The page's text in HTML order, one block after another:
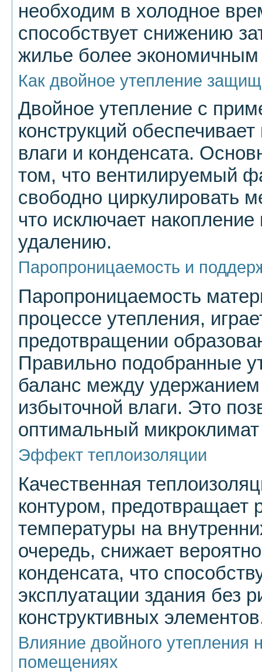
необходим в холодное
способствует снижению
жилье более
Как двойное утепление
Двойное утепление с
конструкций
влаги и конденсата.
том, что вентилируемый
свободно циркулировать
что исключает
удалению.
Паропроницаемость и
Паропроницаемость
процессе утепления,
предотвращении
Правильно подобранные
баланс между
избыточной влаги. Это
оптимальный
Эффект теплоизоляции
Качественная
контуром, предотвращает
температуры на
очередь, снижает
конденсата, что
эксплуатации здания без
конструктивных
Влияние двойного утепления
помещениях